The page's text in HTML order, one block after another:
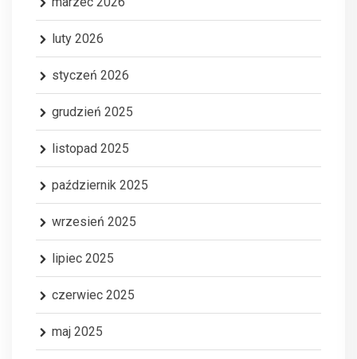
luty 2026
styczeń 2026
grudzień 2025
listopad 2025
październik 2025
wrzesień 2025
lipiec 2025
czerwiec 2025
maj 2025